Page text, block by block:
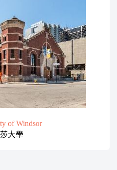
of Windsor
大學